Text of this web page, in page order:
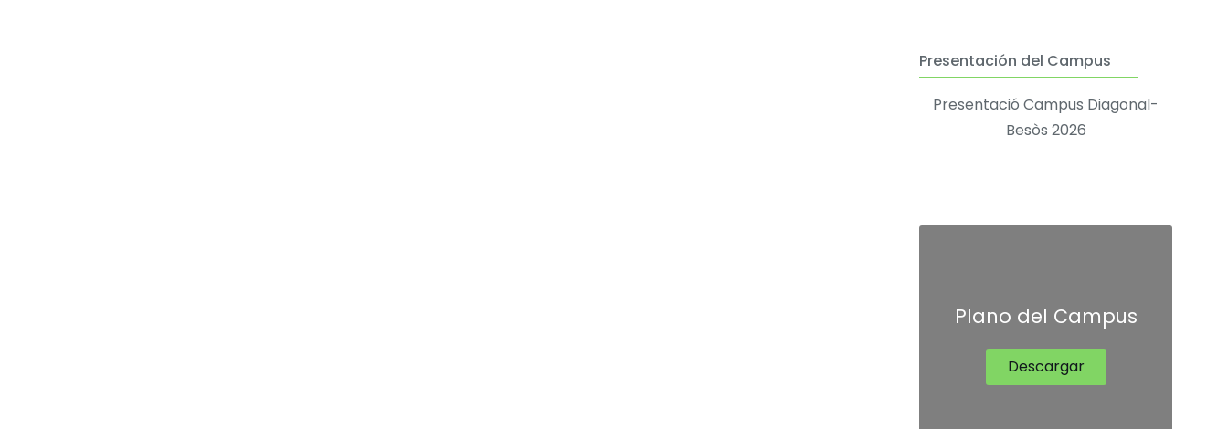
Presentación del Campus
Presentació Campus Diagonal-
Besòs 2026
Plano del Campus
Descargar